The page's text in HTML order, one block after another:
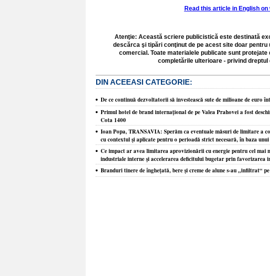
Read this article in English on
Atenţie: Această scriere publicistică este destinată
descărca şi tipări conţinut de pe acest site doar
comercial. Toate materialele publicate sunt
completările ulterioare - privind
DIN ACEEASI CATEGORIE:
De ce continuă dezvoltatorii să investească sute de milioane de euro
​Primul hotel de brand internaţional de pe Valea Prahovei a fost
Cota 1400
Ioan Popa, TRANSAVIA: Sperăm ca eventuale măsuri de limitare a
cu contextul şi aplicate pentru o perioadă strict necesară, în baza
Ce impact ar avea limitarea aprovizionării cu energie pentru cel
industriale interne şi accelerarea deficitului bugetar prin favorizarea
Branduri tinere de îngheţată, bere şi creme de alune s-au „infiltrat“